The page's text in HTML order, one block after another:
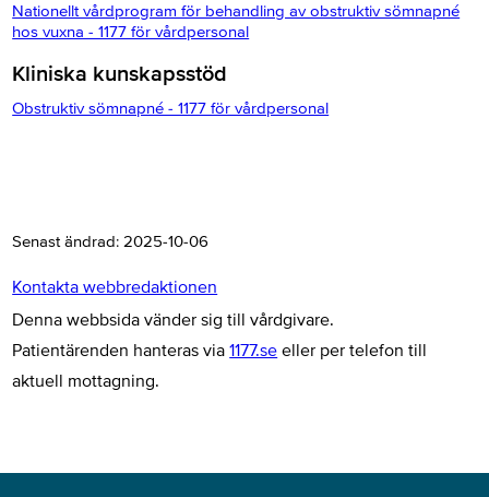
Nationellt vårdprogram för behandling av obstruktiv sömnapné
hos vuxna - 1177 för vårdpersonal
Kliniska kunskapsstöd
Obstruktiv sömnapné - 1177 för vårdpersonal
Senast ändrad:2025-10-06
Kontakta webbredaktionen
Denna webbsida vänder sig till vårdgivare.
Patientärenden hanteras via1177.se eller per telefon till
aktuell mottagning.